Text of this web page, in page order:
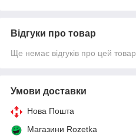
Відгуки про товар
Ще немає відгуків про цей товар
Умови доставки
Нова Пошта
Магазини Rozetka